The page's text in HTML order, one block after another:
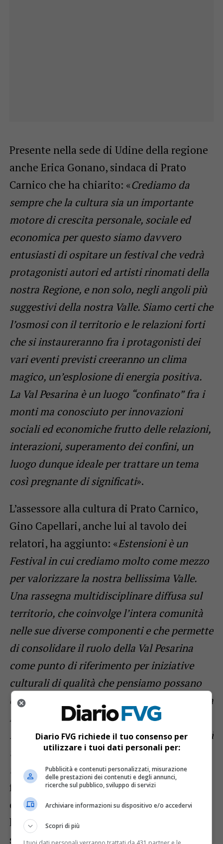
Presente nella sede di Udine della regione
anche Erica Gonano, sindaca di Prato
Carnico che ha chiarito: «Crediamo da
sempre che la cultura sia un importante
motore di crescita personale, sociale ed
economica per questo siamo davvero
entusiasti di ospitare un festival che vedrà
protagonisti autori ed artisti rinomati della
nostra Regione, e non solo, negli angoli più
suggestivi della nostra Valle. Siamo certi che
l’osmosi con il territorio e le relazioni forti
che si instaureranno fra i protagonisti dei
vari eventi previsti creeranno un clima
magico, un’esplosione di energia positiva.
La Val Pesarina è un luogo “confinato” fra i
monti ma conosciuto per innovazioni
sociali ed economiche frutto delle relazioni,
interazioni, superamento dei confini, un
luogo dunque ideale per trattare un tema
così pregnante di significati».
L’assessore alla cultura di Prato Carnico,
Gino Capellari, anche lui al tavolo dei
relatori, ha aggiunto: «Estensioni è un
Festival in cui crediamo molto come mezzo
per valorizzare la nostra bellissima Valle.
Una rassegna multidisciplinare diffusa sul
territorio, che coinvolge l’intera comunità
nelle sue diverse componenti e che permette
di consolidare il ruolo della Val Pesarina
come punto di riferimento per iniziative
culturali di qualità che pensiamo possano
diventare volano anche per incrementare un
movimento turistico slow e sostenibile
favorendo e sviluppando le interconnessioni
tra storia, cultura, natura, gusto e
tradizioni». “Estensioni” sarà dunque un
festival tutto dedicato al “confine”. Un
concetto che verrà analizzato attraverso
letteratura, parole, poesia, geografie e
storie. «La Val Pesarina è il luogo ideale per
Diario FVG richiede il tuo consenso per
utilizzare i tuoi dati personali per:
Pubblicità e contenuti personalizzati, misurazione
delle prestazioni dei contenuti e degli annunci,
ricerche sul pubblico, sviluppo di servizi
Archiviare informazioni su dispositivo e/o accedervi
Scopri di più